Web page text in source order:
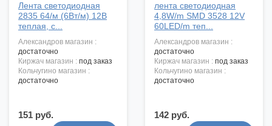
Лента светодиодная
2835 64/м (6Вт/м) 12В
теплая, с...
александров магазин :
достаточно
киржач магазин : под заказ
кольчугино магазин :
достаточно
151 руб.
лента светодиодная
4,8W/m SMD 3528 12V
60LED/m теп...
александров магазин :
достаточно
киржач магазин : под заказ
кольчугино магазин :
достаточно
142 руб.